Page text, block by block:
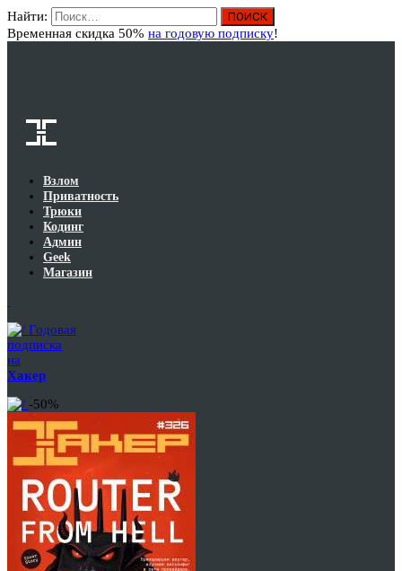
Найти:
Временная скидка 50% на годовую подписку!
Взлом
Приватность
Трюки
Кодинг
Админ
Geek
Магазин
Годовая
подписка
на
Хакер
-50%